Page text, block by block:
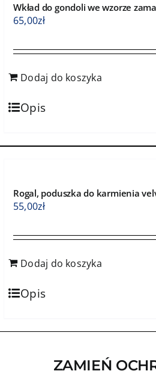
Wkład do gondoli we wzorze
65,00zł
Dodaj do koszyka
Opis
Rogal, poduszka do karmienia
55,00zł
Dodaj do koszyka
Opis
ZAMIEŃ